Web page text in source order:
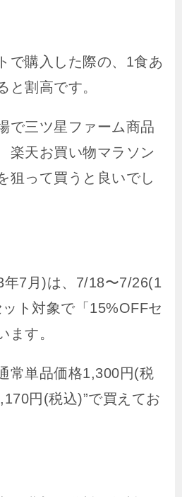
で購入した際の、1食あ
と割高です。
で三ツ星ファーム商品
楽天お買い物マラソン
狙って買うと良いでし
年7月)は、7/18〜7/26(1
ト対象で「15%OFFセ
ます。
常単品価格1,300円(税
円(税込)”で買えてお